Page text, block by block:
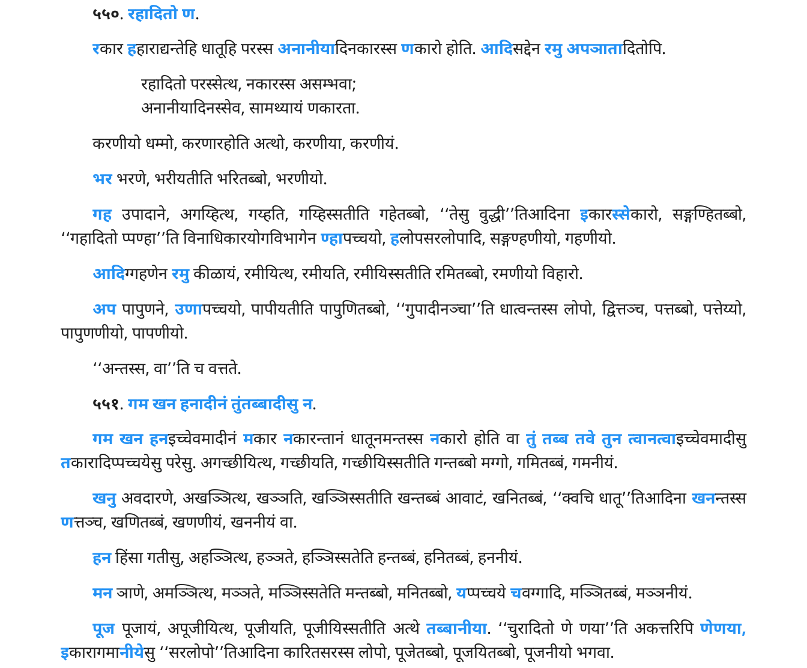
५५०.रहादितो ण.
रकारहहाराद्यन्तेहि धातूहि परस्स अनानीयादिनकारस्सणकारो होति. आदिसद्देनरमु अपञातादितोपि.
रहादितो परस्सेत्थ, नकारस्स असम्भवा;
अनानीयादिनस्सेव, सामथ्यायं णकारता.
करणीयो धम्मो, करणारहोति अत्थो, करणीया, करणीयं.
भरभरणे, भरीयतीति भरितब्बो, भरणीयो.
गहउपादाने, अगय्हित्थ, गय्हति, गय्हिस्सतीति गहेतब्बो, ‘‘तेसु वुद्धी’’तिआदिनाइकारस्सेकारो, सङ्गण्हितब्बो,
‘‘गहादितो प्पण्हा’’ति विनाधिकारयोगविभागेनण्हापच्चयो, हलोपसरलोपादि, सङ्गण्हणीयो, गहणीयो.
आदिग्गहणेनरमुकीळायं, रमीयित्थ, रमीयति, रमीयिस्सतीति रमितब्बो, रमणीयो विहारो.
अपपापुणने, उणापच्चयो, पापीयतीति पापुणितब्बो, ‘‘गुपादीनञ्चा’’ति धात्वन्तस्स लोपो, द्वित्तञ्च, पत्तब्बो, पत्तेय्यो,
पापुणणीयो, पापणीयो.
‘‘अन्तस्स, वा’’ति च वत्तते.
५५१.गम खन हनादीनं तुंतब्बादीसु न.
गम खन हनइच्चेवमादीनंमकार नकारन्तानं धातूनमन्तस्स नकारो होति वा तुं तब्ब तवे तुन त्वानत्वाइच्चेवमादीसु
तकारादिप्पच्चयेसु परेसु. अगच्छीयित्थ, गच्छीयति, गच्छीयिस्सतीति गन्तब्बो मग्गो, गमितब्बं, गमनीयं.
खनुअवदारणे, अखञ्ञित्थ, खञ्ञति, खञ्ञिस्सतीति खन्तब्बं आवाटं, खनितब्बं, ‘‘क्वचि धातू’’तिआदिनाखनन्तस्स
णत्तञ्च, खणितब्बं, खणणीयं, खननीयं वा.
हनहिंसा गतीसु, अहञ्ञित्थ, हञ्ञते, हञ्ञिस्सतेति हन्तब्बं, हनितब्बं, हननीयं.
मनञाणे, अमञ्ञित्थ, मञ्ञते, मञ्ञिस्सतेति मन्तब्बो, मनितब्बो,यप्पच्चयेचवग्गादि, मञ्ञितब्बं, मञ्ञनीयं.
पूजपूजायं, अपूजीयित्थ, पूजीयति, पूजीयिस्सतीति अत्थे तब्बानीया. ‘‘चुरादितो णे णया’’ति अकत्तरिपिणेणया,
इकारागमानीयेसु ‘‘सरलोपो’’तिआदिना कारितसरस्स लोपो, पूजेतब्बो, पूजयितब्बो, पूजनीयो भगवा.